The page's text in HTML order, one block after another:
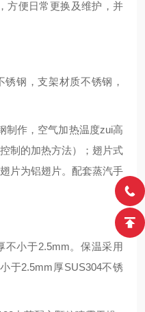
方便日常更换及维护，并
钢，支架材质不锈钢，
制作，空气加热温度zui高
制的加热方法）；翅片式
片为铝翅片。配套蒸汽手
不小于2.5mm。保温采用
于2.5mm厚SUS304不锈